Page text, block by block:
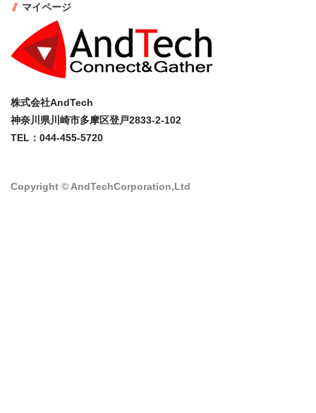
株式会社AndTech
神奈川県川崎市多摩区登戸2833-2-102
TEL：044-455-5720
Copyright © AndTechCorporation,Ltd
マイページ